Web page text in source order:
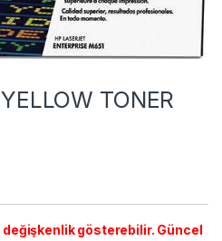
TONER
gösterebilir. Güncel